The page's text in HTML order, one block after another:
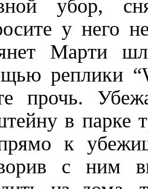
убор,
у него
Марти
реплики
прочь.
в парке
к
с ним